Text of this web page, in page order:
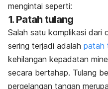
mengintai seperti:
1. Patah tulang
Salah satu komplikasi dari
sering terjadi adalah patah
kehilangan kepadatan
secara bertahap. Tulang
pergelangan tangan